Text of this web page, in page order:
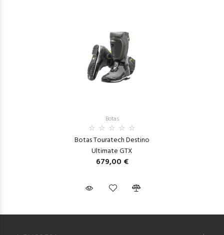
Botas
Botas Touratech Destino
Ultimate GTX
679,00 €